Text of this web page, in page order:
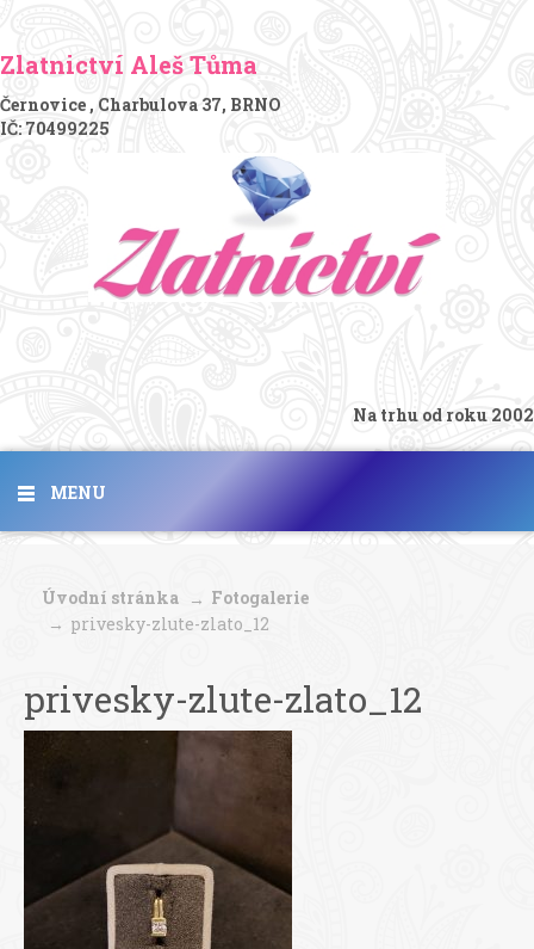
Zlatnictví Aleš Tůma
Černovice , Charbulova 37, BRNO
IČ: 70499225
Na trhu od roku 2002
MENU
Úvodní stránka
Fotogalerie
privesky-zlute-zlato_12
privesky-zlute-zlato_12